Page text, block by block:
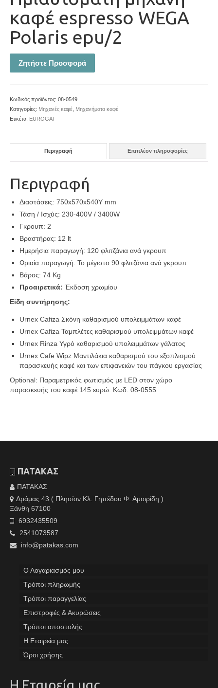
καφέ espresso WEGA
Polaris epu/2
Ζητήστε Προσφορά
Κωδικός προϊόντος: 08-0549
Κατηγορίες: Μηχανές καφέ Μηχανήματα καφέ
Ετικέτα: EUROGAT
Περιγραφή Επιπλέον πληροφορίες
Περιγραφή
Διαστάσεις: 750x570x540Y mm
Τάση / Ισχύς: 230-400V / 3400W
Γκρουπ: 2
Βραστήρας: 12 lt
Ημερήσια παραγωγή: 120 φλιτζάνια ανά γκρουπ
Ωριαία παραγωγή: Το μέγιστο 90 φλιτζάνια ανά γκρουπ
Βάρος: 74 Kg
Προαιρετικά: Έκδοση χρωμίου
Είδη συντήρησης:
Urnex Cafiza Σκόνη καθαρισμού υπολειμμάτων καφέ
Urnex Cafiza Ταμπλέτες καθαρισμού υπολειμμάτων καφέ
Urnex Rinza Υγρό καθαρισμού υπολειμμάτων γάλατος
Urnex Cafe Wipz Μαντιλάκια καθαρισμού του εξοπλισμού
παρασκευής καφέ και των επιφανειών του πάγκου εργασίας
Optional: Παραμετρικός φωτισμός με LED στον χώρο
παρασκευής του καφέ 145 ευρώ. Κωδ: 08-0555
ΠΑΤΑΚΑΣ
ΠΑΤΑΚΑΣ
Δράμας 43 ( Πλησίον Κλ. Γηπέδου Φ. Αμοιρίδη )
Ξάνθη 67100
6932435509
2541073587
info@patakas.com
Ο Λογαριασμός μου
Tρόποι πληρωμής
Τρόποι παραγγελίας
Επιστροφές & Ακυρώσεις
Τρόποι αποστολής
Η Εταιρεία μας
Όροι χρήσης
Η Εταιρεία μας